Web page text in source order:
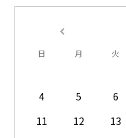
日 月 火
4
5 6
11
12 13